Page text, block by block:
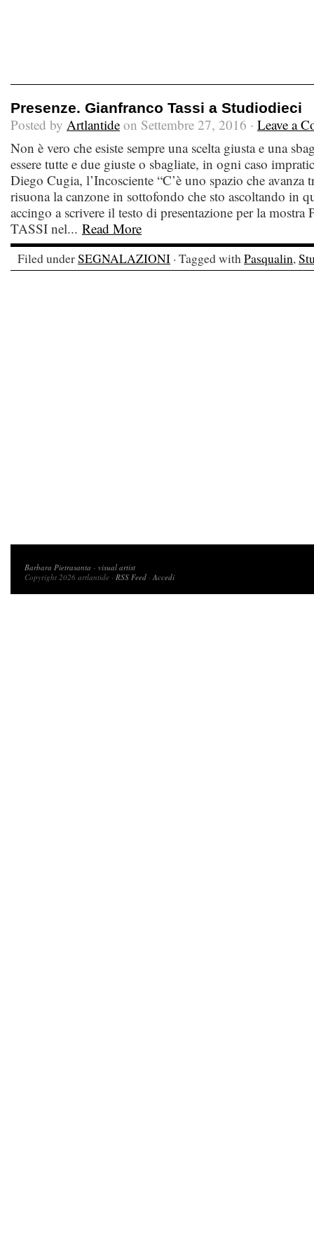
Presenze. Gianfranco Tassi a Studiodieci
Posted by Artlantide on Settembre 27, 2016 · Leave a
Non è vero che esiste sempre una scelta giusta e una
essere tutte e due giuste o sbagliate, in ogni caso
Diego Cugia, l’Incosciente “C’è uno spazio che
risuona la canzone in sottofondo che sto ascoltando in
accingo a scrivere il testo di presentazione per la
TASSI nel... Read More
Filed underSEGNALAZIONI · Tagged withPasqualin,
Barbara Pietrasanta - visual artist
Copyright 2026 artlantide · RSS Feed ·Accedi